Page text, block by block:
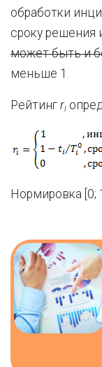
обработки
сроку решения
может быть и
меньше 1.
Рейтинг ri
Нормировка [0;